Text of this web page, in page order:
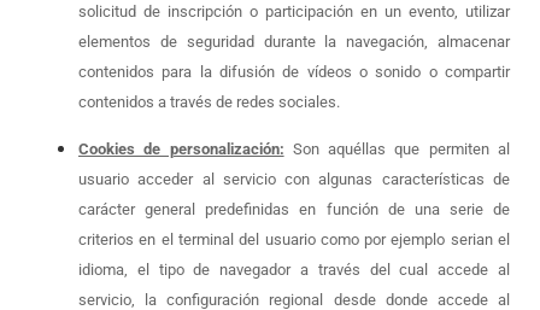
solicitud de inscripción o participación en un evento, utilizar
elementos de seguridad durante la navegación, almacenar
contenidos para la difusión de vídeos o sonido o compartir
contenidos a través de redes sociales.
Cookies de personalización: Son aquéllas que permiten al
usuario acceder al servicio con algunas características de
carácter general predefinidas en función de una serie de
criterios en el terminal del usuario como por ejemplo serian el
idioma, el tipo de navegador a través del cual accede al
servicio, la configuración regional desde donde accede al